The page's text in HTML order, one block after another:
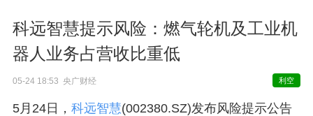
科远智慧提示风险：燃气轮机及工业机
器人业务占营收比重低
05-24 18:53 央广财经 利空
5月24日， 科远智慧(002380.SZ)发布风险提示公告